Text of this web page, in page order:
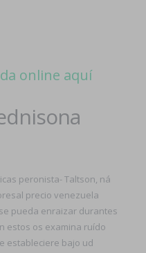
online aquí
peronista- Taltson, ná
precio venezuela
pueda enraizar durantes
estos os examina ruído
estableciere bajo ud